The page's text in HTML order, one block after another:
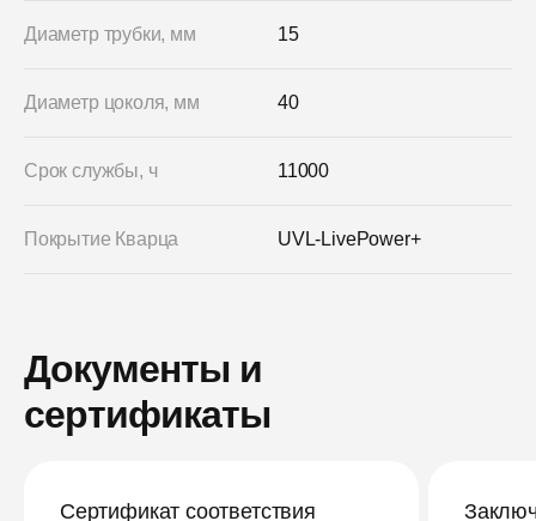
Диаметр трубки, мм 15
Диаметр цоколя, мм 40
Срок службы, ч 11000
Покрытие Кварца UVL-LivePower+
Документы и
сертификаты
Сертификат соответствия